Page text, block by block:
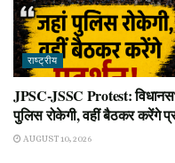
राष्ट्रीय
JPSC-JSSC Protest:
पुलिस रोकेगी, वहीं बैठकर करेंगे
AUGUST 10, 2026